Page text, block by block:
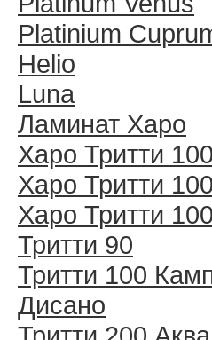
Platinium
Helio
Luna
Ламинат Харо
Харо Тритти 100
Харо Тритти
Харо Тритти
Тритти 90
Тритти 100
Дисано